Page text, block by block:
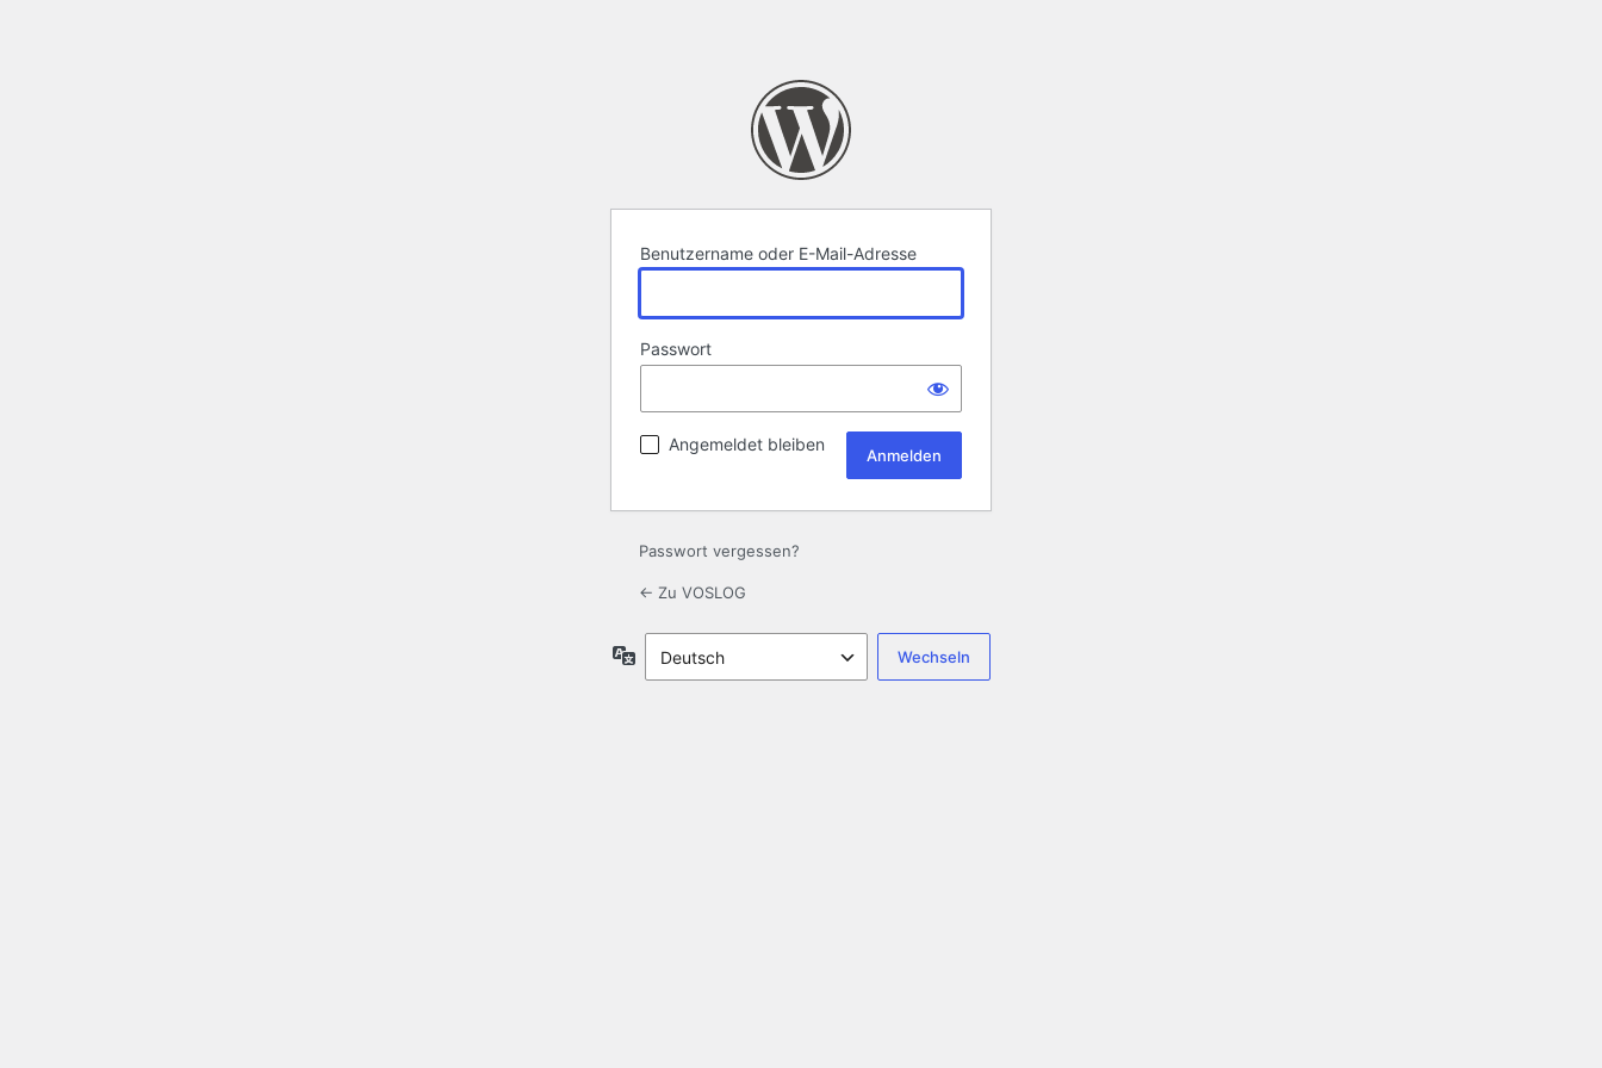
Benutzername oder E-Mail-Adresse
Passwort
Angemeldet bleiben
Passwort vergessen?
← Zu VOSLOG
Sprache